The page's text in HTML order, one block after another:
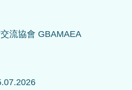
流協會 GBAMAEA